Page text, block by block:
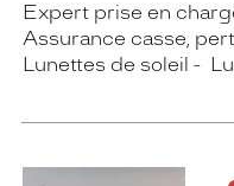
Expert prise en
Assurance casse,
Lunettes de soleil